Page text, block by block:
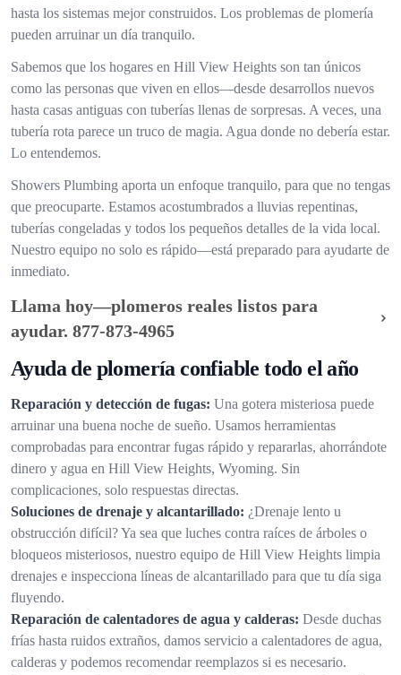
hasta los sistemas mejor construidos. Los problemas de plomería
pueden arruinar un día tranquilo.
Sabemos que los hogares en Hill View Heights son tan únicos
como las personas que viven en ellos—desde desarrollos nuevos
hasta casas antiguas con tuberías llenas de sorpresas. A veces, una
tubería rota parece un truco de magia. Agua donde no debería estar.
Lo entendemos.
Showers Plumbing aporta un enfoque tranquilo, para que no tengas
que preocuparte. Estamos acostumbrados a lluvias repentinas,
tuberías congeladas y todos los pequeños detalles de la vida local.
Nuestro equipo no solo es rápido—está preparado para ayudarte de
inmediato.
Llama hoy—plomeros reales listos para
ayudar. 877-873-4965
Ayuda de plomería confiable todo el año
Reparación y detección de fugas: Una gotera misteriosa puede
arruinar una buena noche de sueño. Usamos herramientas
comprobadas para encontrar fugas rápido y repararlas, ahorrándote
dinero y agua en Hill View Heights, Wyoming. Sin
complicaciones, solo respuestas directas.
Soluciones de drenaje y alcantarillado: ¿Drenaje lento u
obstrucción difícil? Ya sea que luches contra raíces de árboles o
bloqueos misteriosos, nuestro equipo de Hill View Heights limpia
drenajes e inspecciona líneas de alcantarillado para que tu día siga
fluyendo.
Reparación de calentadores de agua y calderas: Desde duchas
frías hasta ruidos extraños, damos servicio a calentadores de agua,
calderas y podemos recomendar reemplazos si es necesario.